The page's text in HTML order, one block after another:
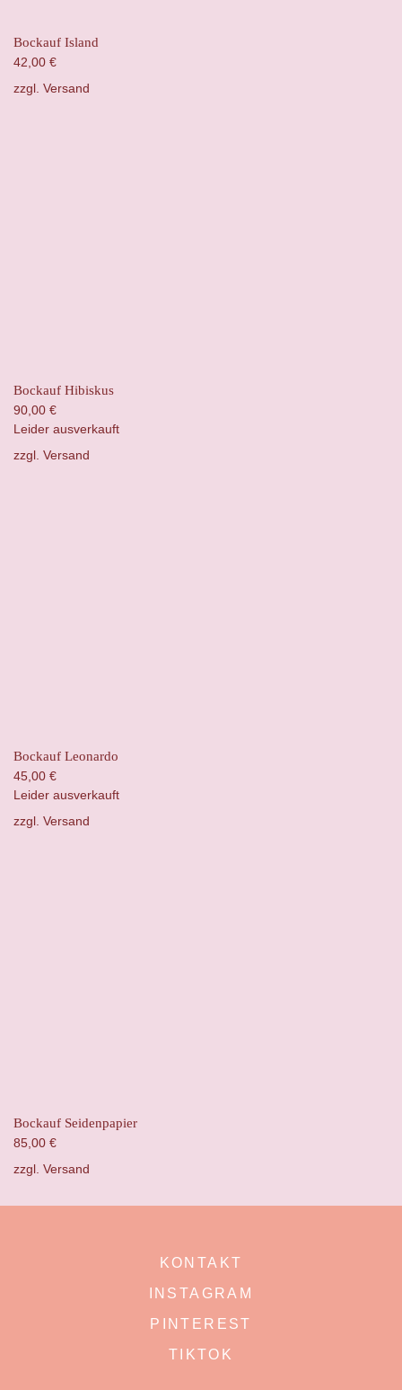
Bockauf Island
42,00 €
zzgl. Versand
Bockauf Hibiskus
90,00 €
Leider ausverkauft
zzgl. Versand
Bockauf Leonardo
45,00 €
Leider ausverkauft
zzgl. Versand
Bockauf Seidenpapier
85,00 €
zzgl. Versand
KONTAKT
INSTAGRAM
PINTEREST
TIKTOK